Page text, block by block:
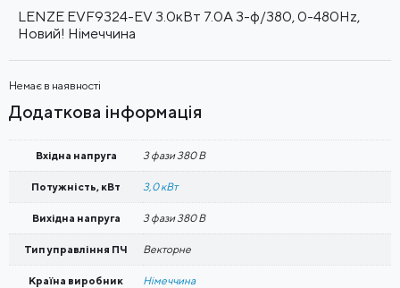
62,550 грн53,550 грн
LENZE EVF9324-EV 3.0кВт 7.0A 3-ф/380, 0-480Hz,
Новий! Німеччина
Немає в наявності
Додаткова інформація
Вхідна напруга 3 фази 380 В
Потужність, кВт 3,0 кВт
Вихідна напруга 3 фази 380 В
Тип управління ПЧ Векторне
Країна виробник Німеччина